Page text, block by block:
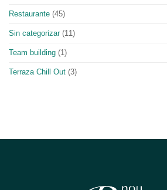
Restaurante (45)
Sin categorizar(11)
Team building (1)
Terraza Chill Out (3)